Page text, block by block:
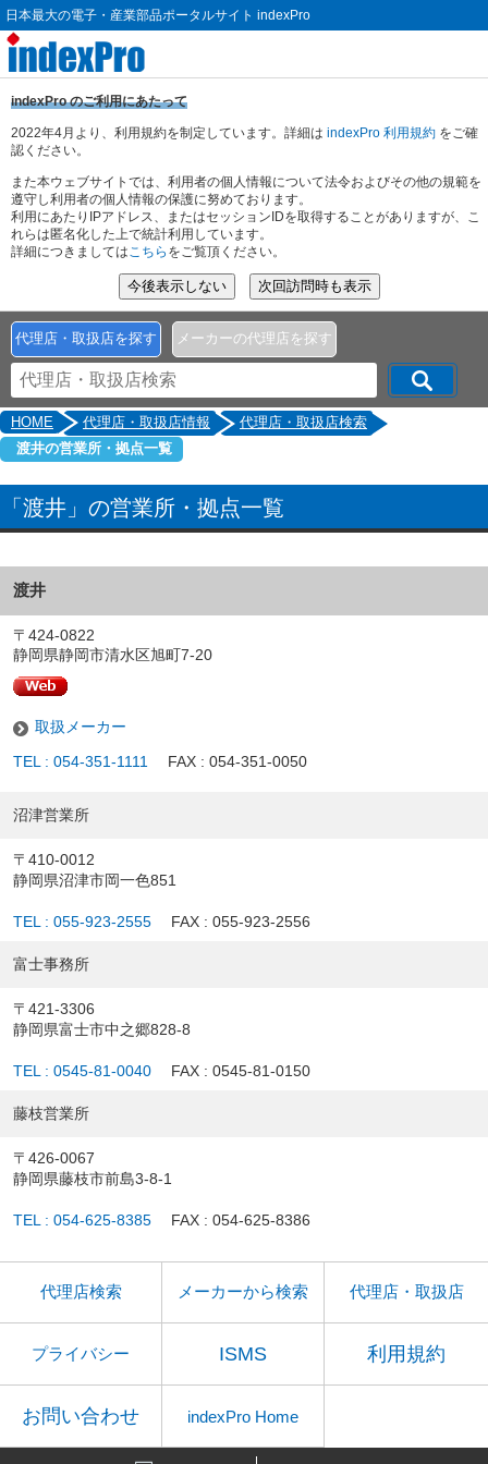
日本最大の電子・産業部品ポータルサイト indexPro
indexPro のご利用にあたって
2022年4月より、利用規約を制定しています。詳細は indexPro 利用規約 をご確
認ください。
また本ウェブサイトでは、利用者の個人情報について法令およびその他の規範を
遵守し利用者の個人情報の保護に努めております。
利用にあたりIPアドレス、またはセッションIDを取得することがありますが、こ
れらは匿名化した上で統計利用しています。
詳細につきましてはこちら をご覧頂ください。
代理店・取扱店を探す メーカーの代理店を探す
HOME 代理店・取扱店情報
代理店・取扱店検索
渡井の営業所・拠点一覧
「渡井」の営業所・拠点一覧
渡井
〒424-0822
静岡県静岡市清水区旭町7-20
取扱メーカー
TEL : 054-351-1111 FAX : 054-351-0050
沼津営業所
〒410-0012
静岡県沼津市岡一色851
TEL : 055-923-2555 FAX : 055-923-2556
富士事務所
〒421-3306
静岡県富士市中之郷828-8
TEL : 0545-81-0040 FAX : 0545-81-0150
藤枝営業所
〒426-0067
静岡県藤枝市前島3-8-1
TEL : 054-625-8385 FAX : 054-625-8386
代理店検索 メーカーから検索 代理店・取扱店
プライバシー ISMS 利用規約
お問い合わせ indexPro Home